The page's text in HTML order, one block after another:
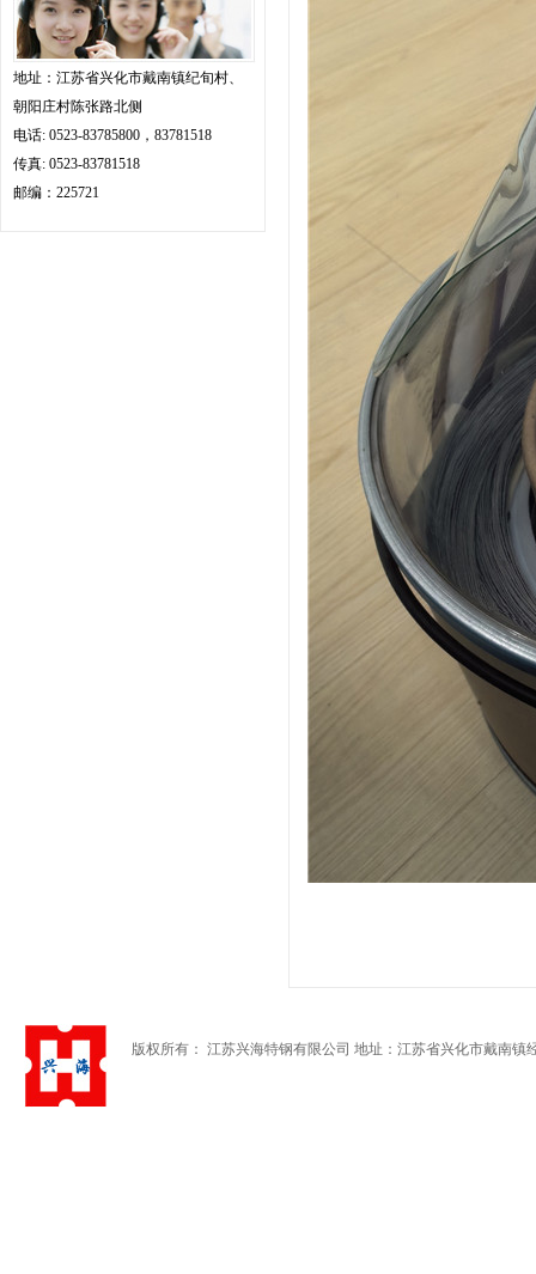
地址：江苏省兴化市戴南镇纪旬村、
朝阳庄村陈张路北侧
电话: 0523-83785800，83781518
传真: 0523-83781518
邮编：225721
版权所有： 江苏兴海特钢有限公司 地址：江苏省兴化市戴南镇